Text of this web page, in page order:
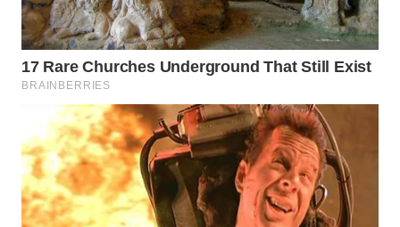
WN
SEMARANG
WN
SOLO
WN
BOROBUDUR